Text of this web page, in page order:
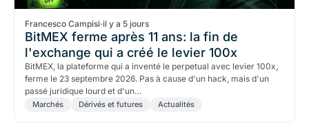
Francesco Campisi·il y a 5 jours
BitMEX ferme après 11 ans: la fin de
l'exchange qui a créé le levier 100x
BitMEX, la plateforme qui a inventé le perpetual avec levier 100x,
ferme le 23 septembre 2026. Pas à cause d'un hack, mais d'un
passé juridique lourd et d'un…
Marchés Dérivés et futures Actualités